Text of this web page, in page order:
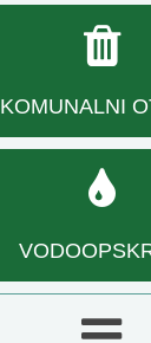
KOMUNALNI